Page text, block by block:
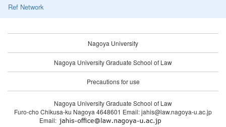
Ref Network
Nagoya University
Nagoya University Graduate School of Law
Precautions for use
Nagoya University Graduate School of Law
Furo-cho Chikusa-ku Nagoya 4648601 Email: jahis@law.nagoya-u.ac.jp
Email: